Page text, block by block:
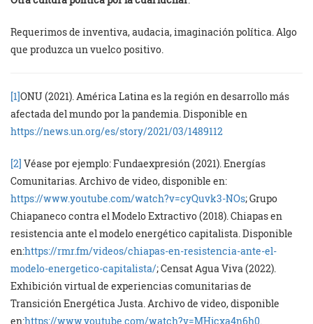
Requerimos de inventiva, audacia, imaginación política. Algo
que produzca un vuelco positivo.
[1]ONU (2021). América Latina es la región en desarrollo más
afectada del mundo por la pandemia. Disponible en
https://news.un.org/es/story/2021/03/1489112
[2] Véase por ejemplo: Fundaexpresión (2021). Energías
Comunitarias. Archivo de video, disponible en:
https://www.youtube.com/watch?v=cyQuvk3-NOs; Grupo
Chiapaneco contra el Modelo Extractivo (2018). Chiapas en
resistencia ante el modelo energético capitalista. Disponible
en:https://rmr.fm/videos/chiapas-en-resistencia-ante-el-
modelo-energetico-capitalista/; Censat Agua Viva (2022).
Exhibición virtual de experiencias comunitarias de
Transición Energética Justa. Archivo de video, disponible
en:https://www.youtube.com/watch?v=MHjcxa4n6h0